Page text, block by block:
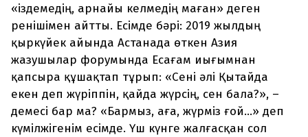
«іздемедің, арнайы келмедің маған» деген
ренішімен айтты. Есімде бәрі: 2019 жылдың
қыркүйек айында Астанада өткен Азия
жазушылар форумында Есағам иығымнан
қапсыра құшақтап тұрып: «Сені әлі Қытайда
екен деп жүріппін, қайда жүрсің, сен бала?», –
демесі бар ма? «Бармыз, аға, жүрміз ғой...» деп
күмілжігенім есімде. Үш күнге жалғасқан сол